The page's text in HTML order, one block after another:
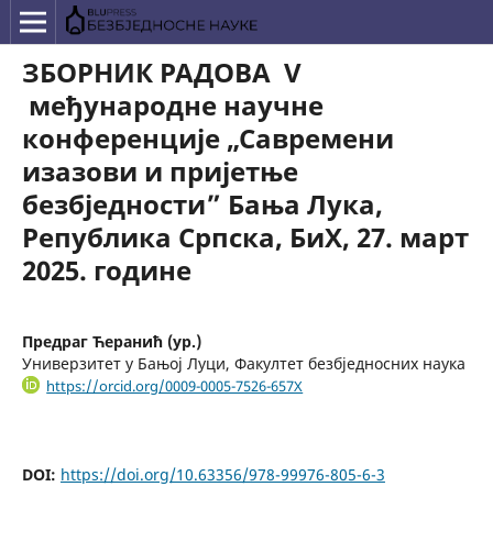
ЗБОРНИК РАДОВА V
међународне научне
конференције „Савремени
изазови и пријетње
безбједности” Бања Лука,
Република Српска, БиХ, 27. март
2025. године
Предраг Ћеранић (ур.)
Универзитет у Бањој Луци, Факултет безбједносних наука
https://orcid.org/0009-0005-7526-657X
DOI: https://doi.org/10.63356/978-99976-805-6-3